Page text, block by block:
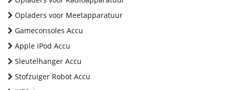
Opladers voor Meetapparatuur
Gameconsoles Accu
Apple iPod Accu
Sleutelhanger Accu
Stofzuiger Robot Accu